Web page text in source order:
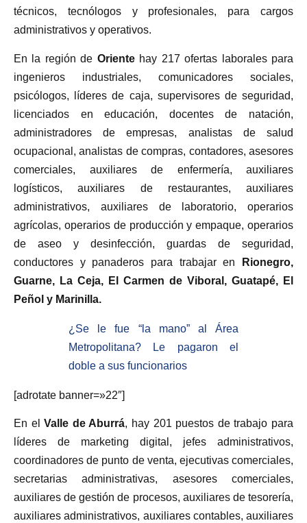
técnicos, tecnólogos y profesionales, para cargos
administrativos y operativos.
En la región de Orientehay 217 ofertas laborales para
ingenieros industriales, comunicadores sociales,
psicólogos, líderes de caja, supervisores de seguridad,
licenciados en educación, docentes de natación,
administradores de empresas, analistas de salud
ocupacional, analistas de compras, contadores, asesores
comerciales, auxiliares de enfermería, auxiliares
logísticos, auxiliares de restaurantes, auxiliares
administrativos, auxiliares de laboratorio, operarios
agrícolas, operarios de producción y empaque, operarios
de aseo y desinfección, guardas de seguridad,
conductores y panaderos para trabajar en
Rionegro,
Guarne, La Ceja, El Carmen de Viboral, Guatapé, El
Peñol y Marinilla.
¿Se le fue “la mano” al Área
Metropolitana? Le pagaron el
doble a sus funcionarios
[adrotate banner=»22″]
En elValle de Aburrá, hay 201 puestos de trabajo para
líderes de marketing digital, jefes administrativos,
coordinadores de punto de venta, ejecutivas comerciales,
secretarias administrativas, asesores comerciales,
auxiliares de gestión de procesos, auxiliares de tesorería,
auxiliares administrativos, auxiliares contables, auxiliares